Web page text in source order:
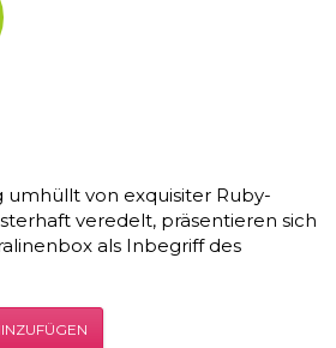
umhüllt von exquisiter Ruby-
veredelt, präsentieren sich
als Inbegriff des